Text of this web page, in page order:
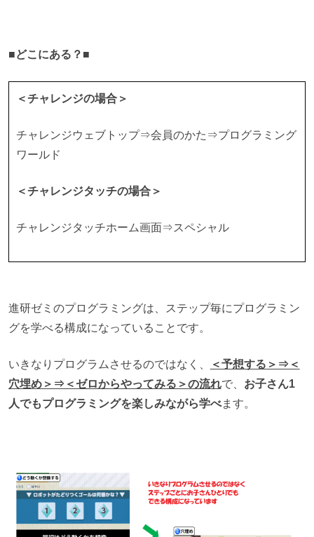
■どこにある？■
＜チャレンジの場合＞
チャレンジウェブトップ⇒会員のかた⇒プログラミング
ワールド
＜チャレンジタッチの場合＞
チャレンジタッチホーム画面⇒スペシャル
進研ゼミのプログラミングは、ステップ毎にプログラミン
グを学べる構成になっていることです。
いきなりプログラムさせるのではなく、
＜予想する＞⇒＜
穴埋め＞⇒＜ゼロからやってみる＞の流れで、 お子さん1
人でもプログラミングを楽しみながら学べます。